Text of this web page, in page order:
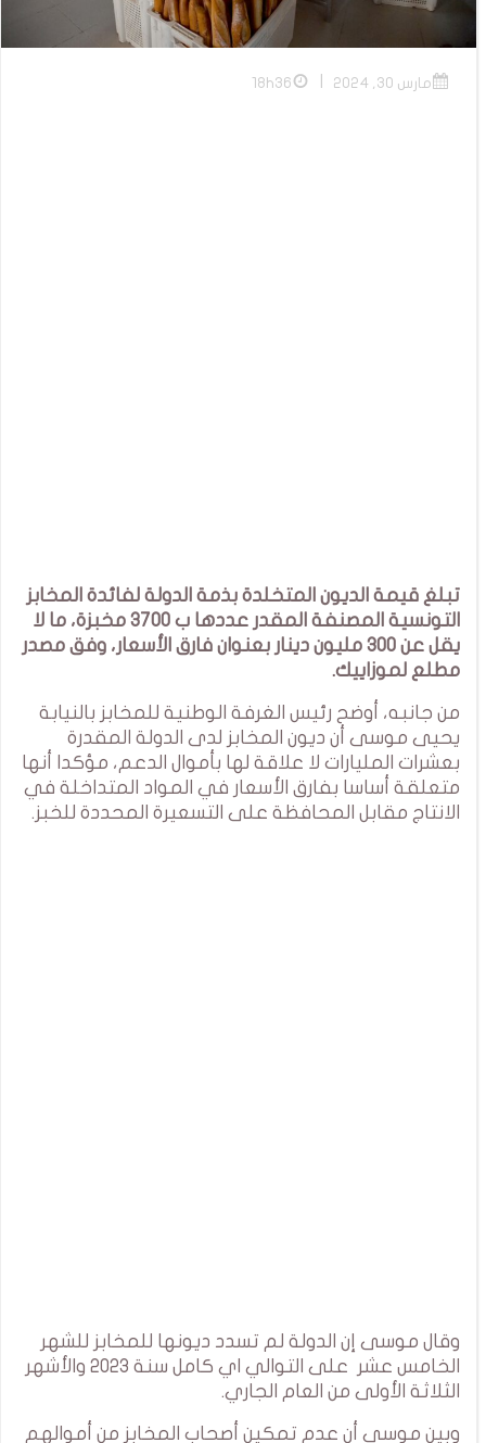
مارس 30, 2024 18h36
تبلغ قيمة الديون المتخلدة بذمة الدولة لفائدة المخابز
التونسية المصنفة المقدر عددها ب 3700 مخبزة، ما لا
يقل عن 300 مليون دينار بعنوان فارق الأسعار، وفق مصدر
مطلع لموزاييك.
من جانبه، أوضح رئيس الغرفة الوطنية للمخابز بالنيابة
يحيى موسى أن ديون المخابز لدى الدولة المقدرة
بعشرات المليارات لا علاقة لها بأموال الدعم، مؤكدا أنها
متعلقة أساسا بفارق الأسعار في المواد المتداخلة في
الانتاج مقابل المحافظة على التسعيرة المحددة للخبز.
وقال موسى إن الدولة لم تسدد ديونها للمخابز للشهر
الخامس عشر على التوالي اي كامل سنة 2023 والأشهر
الثلاثة الأولى من العام الجاري.
وبين موسى أن عدم تمكين أصحاب المخابز من أموالهم